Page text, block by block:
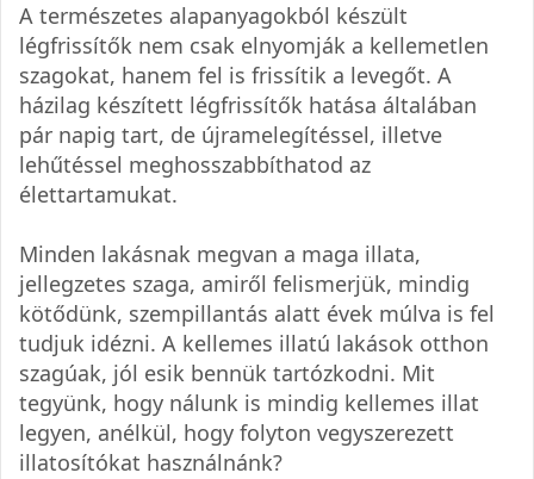
A természetes alapanyagokból készült
légfrissítők nem csak elnyomják a kellemetlen
szagokat, hanem fel is frissítik a levegőt. A
házilag készített légfrissítők hatása általában
pár napig tart, de újramelegítéssel, illetve
lehűtéssel meghosszabbíthatod az
élettartamukat.
Minden lakásnak megvan a maga illata,
jellegzetes szaga, amiről felismerjük, mindig
kötődünk, szempillantás alatt évek múlva is fel
tudjuk idézni. A kellemes illatú lakások otthon
szagúak, jól esik bennük tartózkodni. Mit
tegyünk, hogy nálunk is mindig kellemes illat
legyen, anélkül, hogy folyton vegyszerezett
illatosítókat használnánk?